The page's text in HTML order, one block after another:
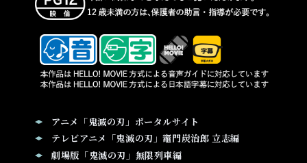
アニメ「鬼滅の刃」ポータルサイト
テレビアニメ「鬼滅の刃」竈門炭治郎 立志編
劇場版「鬼滅の刃」無限列車編